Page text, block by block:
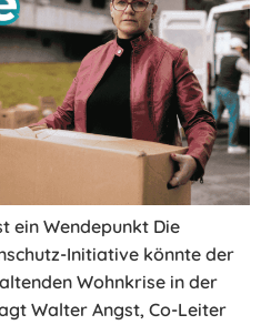
ein Wendepunkt Die
Initiative könnte der
Wohnkrise in der
Walter Angst, Co-Leiter